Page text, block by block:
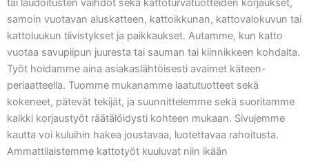
samoin vuotavan aluskatteen, kattoikkunan, kattovalokuvun tai
kattoluukun tiivistykset ja paikkaukset. Autamme, kun katto
vuotaa savupiipun juuresta tai sauman tai kiinnikkeen kohdalta.
Työt hoidamme aina asiakaslähtöisesti avaimet käteen-
periaatteella. Tuomme mukanamme laatutuotteet sekä
kokeneet, pätevät tekijät, ja suunnittelemme sekä suoritamme
kaikki korjaustyöt räätälöidysti kohteen mukaan. Sivujemme
kautta voi kuluihin hakea joustavaa, luotettavaa rahoitusta.
Ammattilaistemme kattotyöt kuuluvat niin ikään